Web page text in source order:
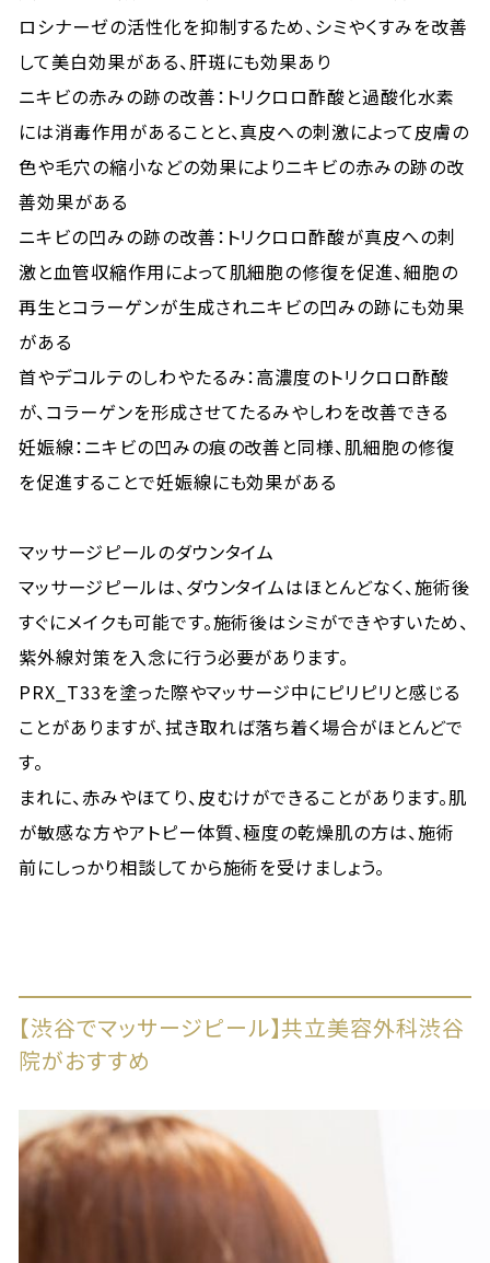
ロシナーゼの活性化を抑制するため、シミやくすみを改善
して美白効果がある、肝斑にも効果あり
ニキビの赤みの跡の改善：トリクロロ酢酸と過酸化水素
には消毒作用があることと、真皮への刺激によって皮膚の
色や毛穴の縮小などの効果によりニキビの赤みの跡の改
善効果がある
ニキビの凹みの跡の改善：トリクロロ酢酸が真皮への刺
激と血管収縮作用によって肌細胞の修復を促進、細胞の
再生とコラーゲンが生成されニキビの凹みの跡にも効果
がある
首やデコルテのしわやたるみ：高濃度のトリクロロ酢酸
が、コラーゲンを形成させてたるみやしわを改善できる
妊娠線：ニキビの凹みの痕の改善と同様、肌細胞の修復
を促進することで妊娠線にも効果がある
マッサージピールのダウンタイム
マッサージピールは、ダウンタイムはほとんどなく、施術後
すぐにメイクも可能です。施術後はシミができやすいため、
紫外線対策を入念に行う必要があります。
PRX_T33を塗った際やマッサージ中にピリピリと感じる
ことがありますが、拭き取れば落ち着く場合がほとんどで
す。
まれに、赤みやほてり、皮むけができることがあります。肌
が敏感な方やアトピー体質、極度の乾燥肌の方は、施術
前にしっかり相談してから施術を受けましょう。
【渋谷でマッサージピール】共立美容外科渋谷
院がおすすめ